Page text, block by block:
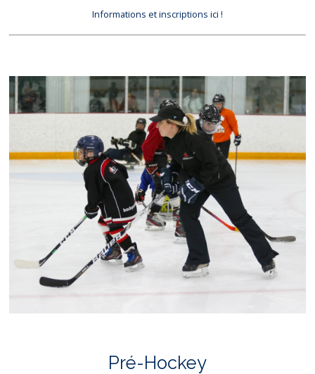
Informations et inscriptions ici !
Pré-Hockey